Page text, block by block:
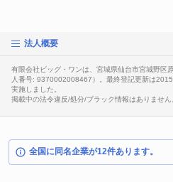
法人概要
有限会社ビッグ・ワンは、宮城県仙台市宮城野区
人番号: 9370002008467）。最終登記更新は
実施しました。
掲載中の法令違反/処分/ブラック情報はありません
全国に同名企業が12件あります。